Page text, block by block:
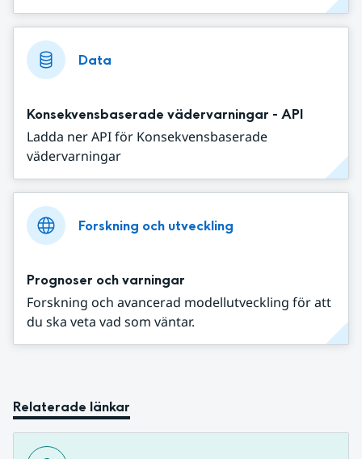
Data
Konsekvensbaserade vädervarningar - API
Ladda ner API för Konsekvensbaserade
vädervarningar
Forskning och utveckling
Prognoser och varningar
Forskning och avancerad modellutveckling för att
du ska veta vad som väntar.
Relaterade länkar